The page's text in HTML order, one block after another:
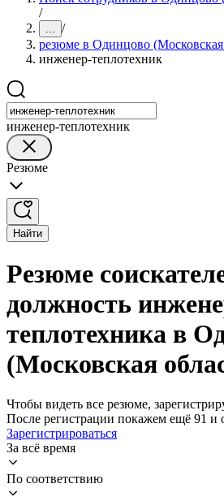
/
... /
резюме в Одинцово (Московская
инженер-теплотехник
инженер-теплотехник
Резюме
Найти
Резюме
должность
теплотехника в
(Московская
Чтобы видеть все резюме,
После регистрации покажем ещё 91 и
Зарегистрироваться
За всё время
По соответствию